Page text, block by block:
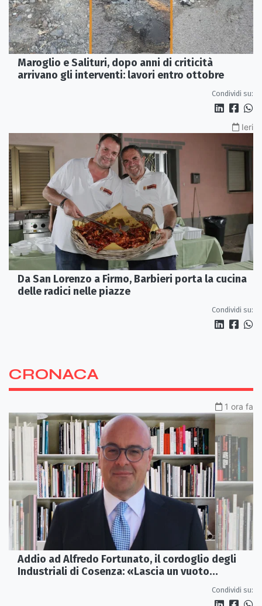
Maroglio e Salituri, dopo anni di criticità
arrivano gli interventi: lavori entro ottobre
Condividi su:
Ieri
Da San Lorenzo a Firmo, Barbieri porta la cucina
delle radici nelle piazze
Condividi su:
CRONACA
1 ora fa
Addio ad Alfredo Fortunato, il cordoglio degli
Industriali di Cosenza: «Lascia un vuoto
Condividi su: